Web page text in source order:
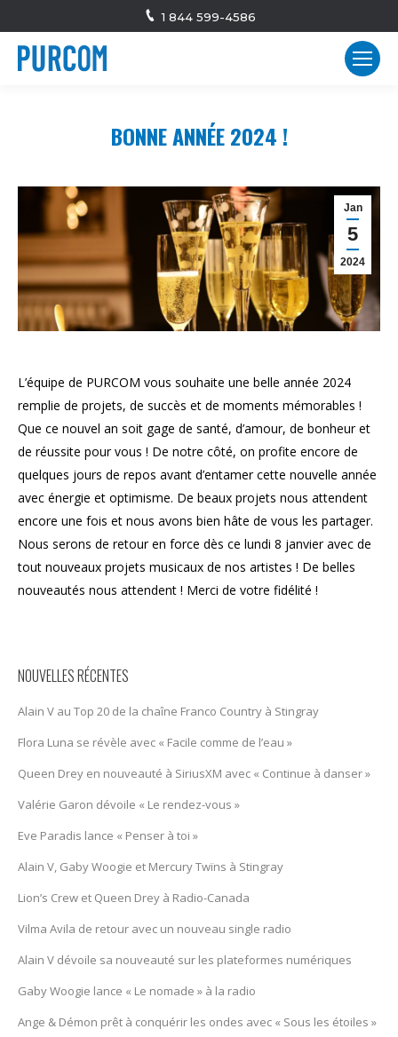
1 844 599-4586
BONNE ANNÉE 2024 !
Jan
5
2024
L’équipe de PURCOM vous souhaite une belle année 2024
remplie de projets, de succès et de moments mémorables !
Que ce nouvel an soit gage de santé, d’amour, de bonheur et
de réussite pour vous ! De notre côté, on profite encore de
quelques jours de repos avant d’entamer cette nouvelle année
avec énergie et optimisme. De beaux projets nous attendent
encore une fois et nous avons bien hâte de vous les partager.
Nous serons de retour en force dès ce lundi 8 janvier avec de
tout nouveaux projets musicaux de nos artistes ! De belles
nouveautés nous attendent ! Merci de votre fidélité !
NOUVELLES RÉCENTES
Alain V au Top 20 de la chaîne Franco Country à Stingray
Flora Luna se révèle avec « Facile comme de l’eau »
Queen Drey en nouveauté à SiriusXM avec « Continue à danser »
Valérie Garon dévoile « Le rendez-vous »
Eve Paradis lance « Penser à toi »
Alain V, Gaby Woogie et Mercury Twïns à Stingray
Lion’s Crew et Queen Drey à Radio-Canada
Vilma Avila de retour avec un nouveau single radio
Alain V dévoile sa nouveauté sur les plateformes numériques
Gaby Woogie lance « Le nomade » à la radio
Ange & Démon prêt à conquérir les ondes avec « Sous les étoiles »